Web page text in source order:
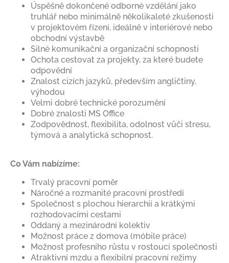
Úspěšně dokončené odborné vzdělání jako
truhlář nebo minimálně několikaleté zkušenosti
v projektovém řízení, ideálně v interiérové nebo
obchodní výstavbě
Silné komunikační a organizační schopnosti
Ochota cestovat za projekty, za které budete
odpovědní
Znalost cizích jazyků, především angličtiny,
výhodou
Velmi dobré technické porozumění
Dobré znalosti MS Office
Zodpovědnost, flexibilita, odolnost vůči stresu,
týmová a analytická schopnost.
Co Vám nabízíme:
Trvalý pracovní poměr
Náročné a rozmanité pracovní prostředí
Společnost s plochou hierarchií a krátkými
rozhodovacími cestami
Oddaný a mezinárodní kolektiv
Možnost práce z domova (móbile práce)
Možnost profesního růstu v rostoucí společnosti
Atraktivní mzdu a flexibilní pracovní režimy